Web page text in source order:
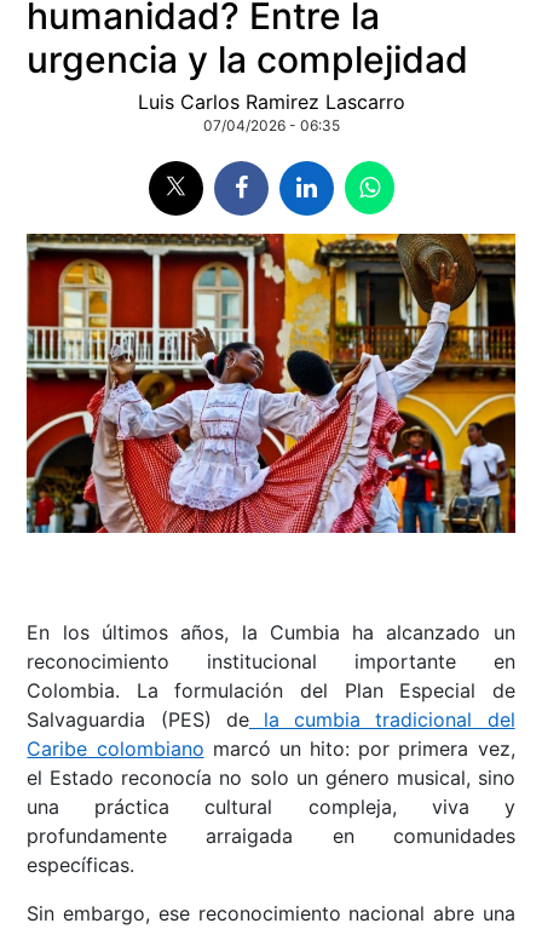
humanidad? Entre la
urgencia y la complejidad
Luis Carlos Ramirez Lascarro
07/04/2026 - 06:35
En los últimos años, la Cumbia ha alcanzado un
reconocimiento institucional importante en
Colombia. La formulación del Plan Especial de
Salvaguardia (PES) dela cumbia tradicional del
Caribe colombiano marcó un hito: por primera vez,
el Estado reconocía no solo un género musical, sino
una práctica cultural compleja, viva y
profundamente arraigada en comunidades
específicas.
Sin embargo, ese reconocimiento nacional abre una